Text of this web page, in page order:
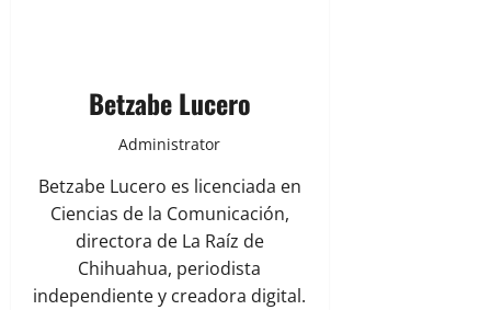
Betzabe Lucero
Administrator
Betzabe Lucero es licenciada en
Ciencias de la Comunicación,
directora de La Raíz de
Chihuahua, periodista
independiente y creadora digital.